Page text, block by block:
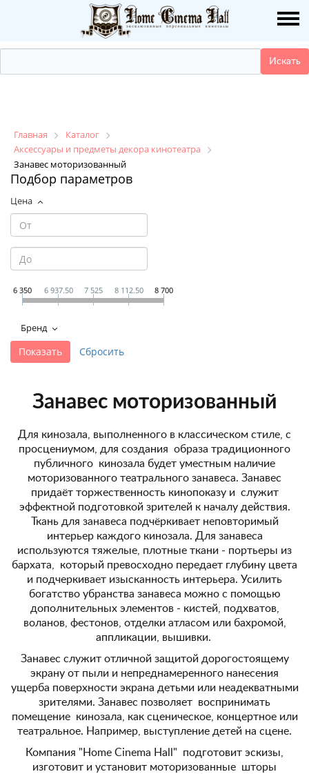
Главная
Каталог
Аксессуары и предметы декора кинотеатра
Занавес моторизованный
О НАС
НАШИ РАБОТЫ
КОНТАКТЫ
+7 495-951-3646
Подбор параметров
Цена
6 350 6 937.50 7 525 8 112.50 8 700
Бренд
Занавес моторизованный
Для кинозала, выполненного в классическом стиле, с
просцениумом, для создания образа традиционного
публичного кинозала будет уместным наличие
моторизованного театрального занавеса. Занавес
придаёт торжественность кинопоказу и служит
эффектной подготовкой зрителей к началу действия.
Ткань для занавеса подчёркивает неповторимый
интерьер каждого кинозала. Для занавеса
используются тяжелые, плотные ткани - портьеры из
бархата, который превосходно передает глубину цвета
и подчеркивает изысканность интерьера. Усилить
богатство убранства занавеса можно с помощью
дополнительных элементов - кистей, подхватов,
воланов, фестонов, отделки атласом или бахромой,
аппликации, вышивки.
Занавес служит отличной защитой дорогостоящему
экрану от пыли и непреднамеренного нанесения
ущерба поверхности экрана детьми или неадекватными
зрителями. Занавес позволяет воспринимать
помещение кинозала, как сценическое, концертное или
театральное. Например, выступление детей на сцене.
Компания "Home Cinema Hall" подготовит эскизы,
изготовит и установит моторизованные шторы